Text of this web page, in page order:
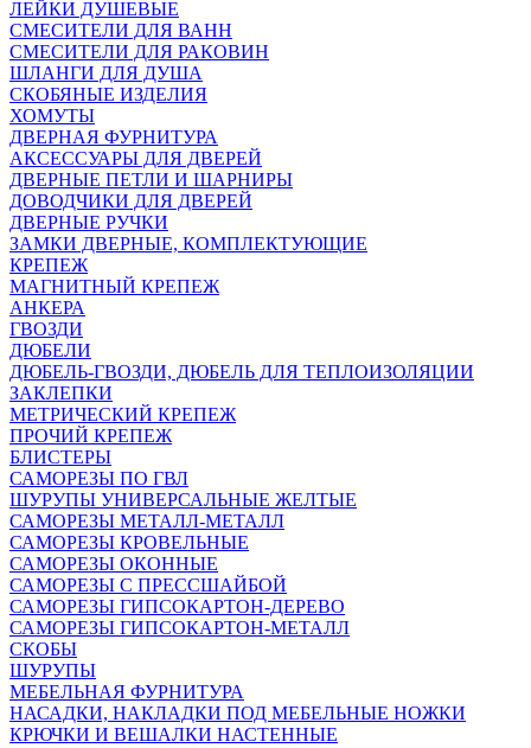
ЛЕЙКИ ДУШЕВЫЕ
СМЕСИТЕЛИ ДЛЯ ВАНН
СМЕСИТЕЛИ ДЛЯ РАКОВИН
ШЛАНГИ ДЛЯ ДУША
СКОБЯНЫЕ ИЗДЕЛИЯ
ХОМУТЫ
ДВЕРНАЯ ФУРНИТУРА
АКСЕССУАРЫ ДЛЯ ДВЕРЕЙ
ДВЕРНЫЕ ПЕТЛИ И ШАРНИРЫ
ДОВОДЧИКИ ДЛЯ ДВЕРЕЙ
ДВЕРНЫЕ РУЧКИ
ЗАМКИ ДВЕРНЫЕ, КОМПЛЕКТУЮЩИЕ
КРЕПЕЖ
МАГНИТНЫЙ КРЕПЕЖ
АНКЕРА
ГВОЗДИ
ДЮБЕЛИ
ДЮБЕЛЬ-ГВОЗДИ, ДЮБЕЛЬ ДЛЯ ТЕПЛОИЗОЛЯЦИИ
ЗАКЛЕПКИ
МЕТРИЧЕСКИЙ КРЕПЕЖ
ПРОЧИЙ КРЕПЕЖ
БЛИСТЕРЫ
САМОРЕЗЫ ПО ГВЛ
ШУРУПЫ УНИВЕРСАЛЬНЫЕ ЖЕЛТЫЕ
САМОРЕЗЫ МЕТАЛЛ-МЕТАЛЛ
САМОРЕЗЫ КРОВЕЛЬНЫЕ
САМОРЕЗЫ ОКОННЫЕ
САМОРЕЗЫ С ПРЕССШАЙБОЙ
САМОРЕЗЫ ГИПСОКАРТОН-ДЕРЕВО
САМОРЕЗЫ ГИПСОКАРТОН-МЕТАЛЛ
СКОБЫ
ШУРУПЫ
МЕБЕЛЬНАЯ ФУРНИТУРА
НАСАДКИ, НАКЛАДКИ ПОД МЕБЕЛЬНЫЕ НОЖКИ
КРЮЧКИ И ВЕШАЛКИ НАСТЕННЫЕ